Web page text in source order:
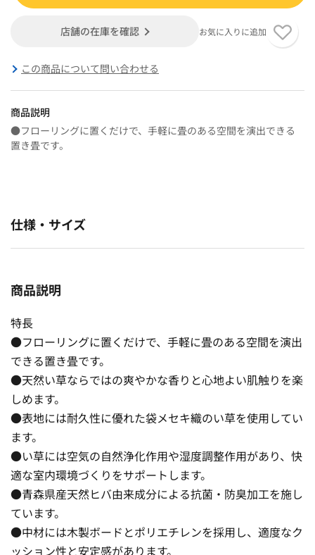
店舗の在庫を確認 お気に入りに追加
この商品について問い合わせる
商品説明
●フローリングに置くだけで、手軽に畳のある空間を演出できる
置き畳です。
仕様・サイズ
商品説明
特長
●フローリングに置くだけで、手軽に畳のある空間を演出
できる置き畳です。
●天然い草ならではの爽やかな香りと心地よい肌触りを楽
しめます。
●表地には耐久性に優れた袋メセキ織のい草を使用してい
ます。
●い草には空気の自然浄化作用や湿度調整作用があり、快
適な室内環境づくりをサポートします。
●青森県産天然ヒバ由来成分による抗菌・防臭加工を施し
ています。
●中材には木製ボードとポリエチレンを採用し、適度なク
ッション性と安定感があります。